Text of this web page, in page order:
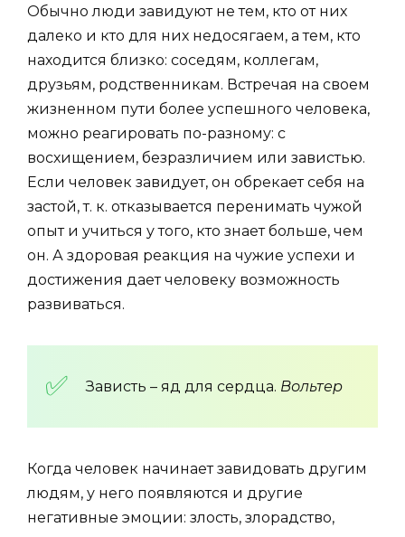
Обычно люди завидуют не тем, кто от них
далеко и кто для них недосягаем, а тем, кто
находится близко: соседям, коллегам,
друзьям, родственникам. Встречая на своем
жизненном пути более успешного человека,
можно реагировать по-разному: с
восхищением, безразличием или завистью.
Если человек завидует, он обрекает себя на
застой, т. к. отказывается перенимать чужой
опыт и учиться у того, кто знает больше, чем
он. А здоровая реакция на чужие успехи и
достижения дает человеку возможность
развиваться.
Зависть – яд для сердца. Вольтер
Когда человек начинает завидовать другим
людям, у него появляются и другие
негативные эмоции: злость, злорадство,